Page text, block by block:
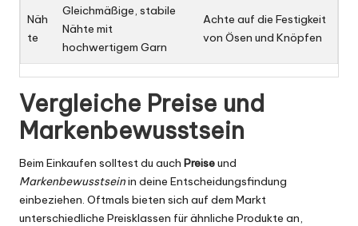
Näh
te
Gleichmäßige, stabile
Nähte mit
hochwertigem Garn
Achte auf die Festigkeit
von Ösen und Knöpfen
Vergleiche Preise und
Markenbewusstsein
Beim Einkaufen solltest du auch Preiseund
Markenbewusstseinin deine Entscheidungsfindung
einbeziehen. Oftmals bieten sich auf dem Markt
unterschiedliche Preisklassen für ähnliche Produkte an,